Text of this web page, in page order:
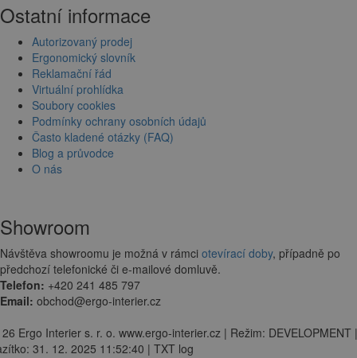
Ostatní informace
Autorizovaný prodej
Ergonomický slovník
Reklamační řád
Virtuální prohlídka
Soubory cookies
Podmínky ochrany osobních údajů
Často kladené otázky (FAQ)
Blog a průvodce
O nás
Showroom
Návštěva showroomu je možná v rámci otevírací doby, případně po
předchozí telefonické či e-mailové domluvě.
Telefon: +420 241 485 797
Email: obchod@ergo-interier.cz
Ergo Interier s. r. o. www.ergo-interier.cz | Režim: DEVELOPMENT |
31. 12. 2025 11:52:40 | TXT log